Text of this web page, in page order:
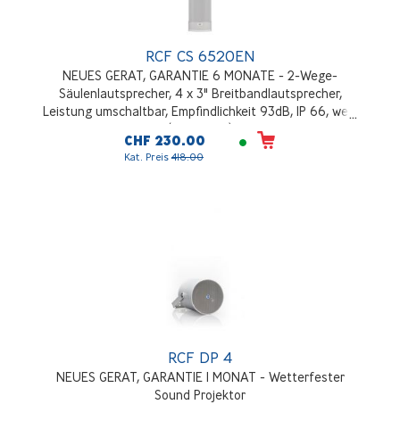
RCF CS 6520EN
NEUES GERAT, GARANTIE 6 MONATE - 2-Wege-
Säulenlautsprecher, 4 x 3" Breitbandlautsprecher,
Leistung umschaltbar, Empfindlichkeit 93dB, IP 66, weiß
(RAL 9003)
CHF 230.00
Kat. Preis418.00
RCF DP 4
NEUES GERAT, GARANTIE 1 MONAT - Wetterfester
Sound Projektor